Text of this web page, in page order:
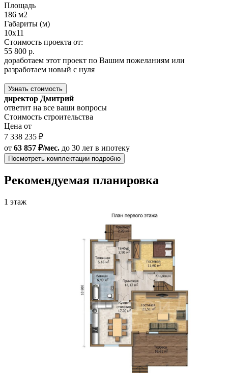
Площадь
186 м2
Габариты (м)
10х11
Стоимость проекта от:
55 800 р.
доработаем этот проект по Вашим пожеланиям или
разработаем новый с нуля
Узнать стоимость
директор Дмитрий
ответит на все ваши вопросы
Стоимость строительства
Цена от
7 338 235 ₽
от 63 857 ₽/мес. до 30 лет в ипотеку
Посмотреть комплектации подробно
Рекомендуемая планировка
1 этаж